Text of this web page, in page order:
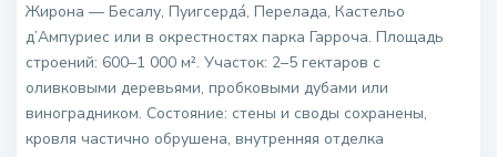
Жирона — Бесалу, Пуигсердá, Перелада, Кастельо
д’Ампуриес или в окрестностях парка Гарроча. Площадь
строений: 600–1 000 м². Участок: 2–5 гектаров с
оливковыми деревьями, пробковыми дубами или
виноградником. Состояние: стены и своды сохранены,
кровля частично обрушена, внутренняя отделка